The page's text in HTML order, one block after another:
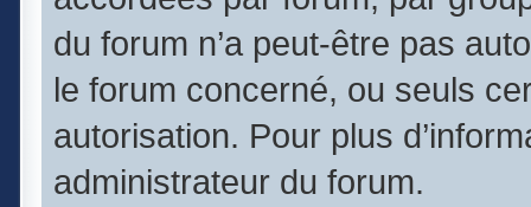
du forum n’a peut-être pas
le forum concerné, ou seuls
autorisation. Pour plus
administrateur du forum.